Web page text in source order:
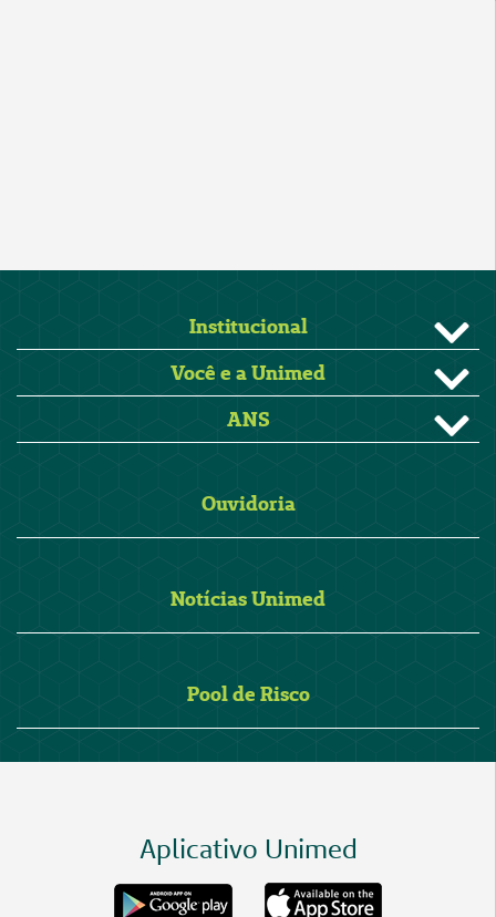
Institucional
Você e a Unimed
ANS
Ouvidoria
Notícias Unimed
Pool de Risco
Aplicativo Unimed